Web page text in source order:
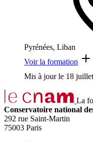
Pyrénées, Liban
Voir la formation
Mis à jour le 18
La
Conservatoire national
292 rue Saint-Martin
75003 Paris